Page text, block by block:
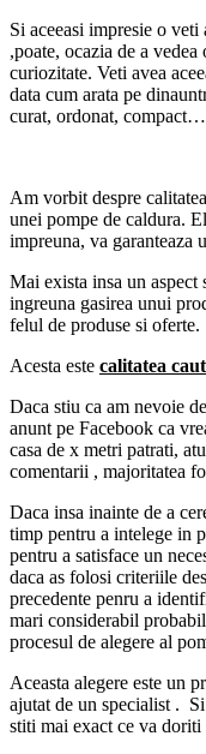
Si aceeasi impresie o veti
,poate, ocazia de a
curiozitate. Veti avea
data cum arata pe
curat, ordonat, compact…
Am vorbit despre
unei pompe de caldura.
impreuna, va garanteaza
Mai exista insa un aspect
ingreuna gasirea unui
felul de produse si oferte.
Acesta este calitatea
Daca stiu ca am nevoie
anunt pe Facebook ca
casa de x metri patrati,
comentarii , majoritatea
Daca insa inainte de a
timp pentru a intelege in
pentru a satisface un
daca as folosi criteriile
precedente penru a
mari considerabil
procesul de alegere al
Aceasta alegere este un
ajutat de un specialist .
stiti mai exact ce va doriti